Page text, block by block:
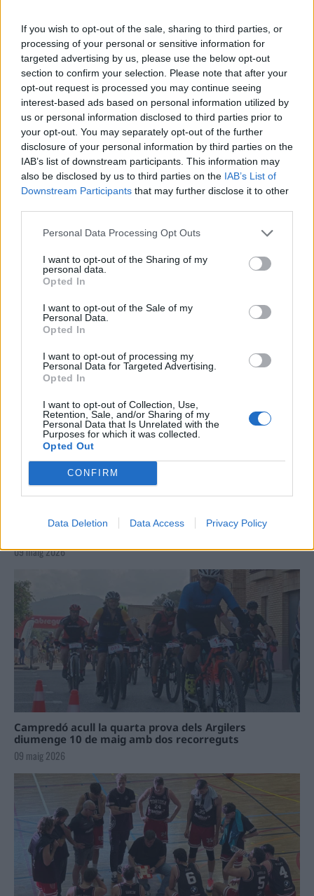
If you wish to opt-out of the sale, sharing to third parties, or
processing of your personal or sensitive information for
targeted advertising by us, please use the below opt-out
section to confirm your selection. Please note that after your
opt-out request is processed you may continue seeing
interest-based ads based on personal information utilized by
us or personal information disclosed to third parties prior to
your opt-out. You may separately opt-out of the further
disclosure of your personal information by third parties on the
IAB’s list of downstream participants. This information may
also be disclosed by us to third parties on the IAB’s List of
Downstream Participants that may further disclose it to other
Personal Data Processing Opt Outs
I want to opt-out of the Sharing of my
personal data.
Opted In
I want to opt-out of the Sale of my
Personal Data.
Opted In
I want to opt-out of processing my
Personal Data for Targeted Advertising.
Opted In
I want to opt-out of Collection, Use,
Retention, Sale, and/or Sharing of my
Personal Data that Is Unrelated with the
Purposes for which it was collected.
Opted Out
CONFIRM
Data Deletion Data Access Privacy Policy
“L’eclipsi serà una oportunitat també
per a gaudir de les Festes Majors
d’Amposta”
31 de juliol de 2026
Blaumut lidera el cartell musical de les
Festes
31 de juliol de 2026
Caçadors de subvencions
30 de juliol de 2026
La Cursa de l’Aldea segona d’etiqueta d’or de la
09 maig 2026
Campredó acull la quarta prova dels Argilers
diumenge 10 de maig amb dos recorreguts
09 maig 2026